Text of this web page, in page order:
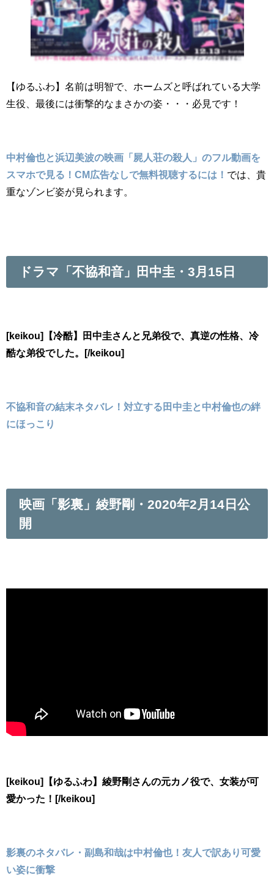
【ゆるふわ】名前は明智で、ホームズと呼ばれている大学
生役、最後には衝撃的なまさかの姿・・・必見です！
中村倫也と浜辺美波の映画「屍人荘の殺人」のフル動画を
スマホで見る！CM広告なしで無料視聴するには！ では、貴
重なゾンビ姿が見られます。
ドラマ「不協和音」田中圭・3月15日
[keikou]【冷酷】田中圭さんと兄弟役で、真逆の性格、冷
酷な弟役でした。[/keikou]
不協和音の結末ネタバレ！対立する田中圭と中村倫也の絆
にほっこり
映画「影裏」綾野剛・2020年2月14日公
開
[keikou]【ゆるふわ】綾野剛さんの元カノ役で、女装が可
愛かった！[/keikou]
影裏のネタバレ・副島和哉は中村倫也！友人で訳あり可愛
い姿に衝撃